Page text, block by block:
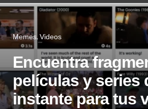
Memes Videos
Encuentra
películas y series
instante para tus